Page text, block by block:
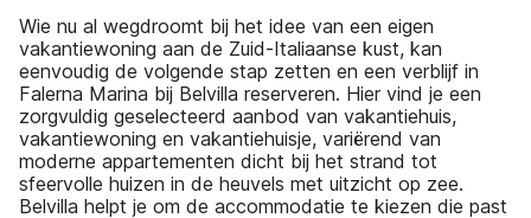
Wie nu al wegdroomt bij het idee van een eigen
vakantiewoning aan de Zuid-Italiaanse kust, kan
eenvoudig de volgende stap zetten en een verblijf in
Falerna Marina bij Belvilla reserveren. Hier vind je een
zorgvuldig geselecteerd aanbod van vakantiehuis,
vakantiewoning en vakantiehuisje, variërend van
moderne appartementen dicht bij het strand tot
sfeervolle huizen in de heuvels met uitzicht op zee.
Belvilla helpt je om de accommodatie te kiezen die past